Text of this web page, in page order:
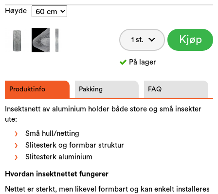
Høyde
Kjøp
På lager
Produktinfo Pakking FAQ
Insektsnett av aluminium holder både store og små insekter
ute:
Små hull/netting
Slitesterk og formbar struktur
Slitesterk aluminium
Hvordan insektnettet fungerer
Nettet er sterkt, men likevel formbart og kan enkelt installeres